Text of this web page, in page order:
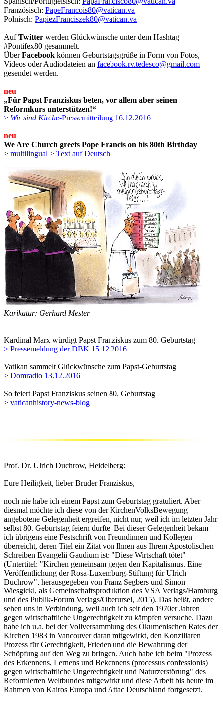
Französisch: PapeFrancois80@vatican.va
Polnisch: PapiezFranciszek80@vatican.va
AufTwitter werden Glückwünsche unter dem Hashtag
#Pontifex80 gesammelt.
ÜberFacebook können Geburtstagsgrüße in Form von Fotos,
Videos oder Audiodateien an facebook.rv.tedesco@gmail.com
gesendet werden.
neu
„Für Papst Franziskus beten, vor allem aber seinen
Reformkurs unterstützen!“
> Wir sind Kirche-Pressemitteilung 16.12.2016
neu
We Are Church greets Pope Francis on his 80th Birthday
> multilingual > Text auf Deutsch
Karikatur: Gerhard Mester
Kardinal Marx würdigt Papst Franziskus zum 80. Geburtstag
> Pressemeldung der DBK 15.12.2016
Vatikan sammelt Glückwünsche zum Papst-Geburtstag
> Domradio 13.12.2016
So feiert Papst Franziskus seinen 80. Geburtstag
> vaticanhistory-news-blog
Prof. Dr. Ulrich Duchrow, Heidelberg:
Eure Heiligkeit, lieber Bruder Franziskus,
noch nie habe ich einem Papst zum Geburtstag gratuliert. Aber
diesmal möchte ich diese von der KirchenVolksBewegung
angebotene Gelegenheit ergreifen, nicht nur, weil ich im letzten Jahr
selbst 80. Geburtstag feiern durfte. Bei dieser Gelegenheit bekam
ich übrigens eine Festschrift von Freundinnen und Kollegen
überreicht, deren Titel ein Zitat von Ihnen aus Ihrem Apostolischen
Schreiben Evangelii Gaudium ist: "Diese Wirtschaft tötet"
(Untertitel: "Kirchen gemeinsam gegen den Kapitalismus. Eine
Veröffentlichung der Rosa-Luxemburg-Stiftung für Ulrich
Duchrow", herausgegeben von Franz Segbers und Simon
Wiesgickl, als Gemeinschaftsproduktion des VSA Verlags/Hamburg
und des Publik-Forum Verlags/Oberursel, 2015). Das heißt, andere
sehen uns in Verbindung, weil auch ich seit den 1970er Jahren
gegen wirtschaftliche Ungerechtigkeit zu kämpfen versuche. Dazu
habe ich u.a. bei der Vollversammlung des Ökumenischen Rates der
Kirchen 1983 in Vancouver daran mitgewirkt, den Konziliaren
Prozess für Gerechtigkeit, Frieden und die Bewahrung der
Schöpfung auf den Weg zu bringen. Auch habe ich beim "Prozess
des Erkennens, Lernens und Bekennens (processus confessionis)
gegen wirtschaftliche Ungerechtigkeit und Naturzerstörung" des
Reformierten Weltbundes mitgewirkt und diese Arbeit bis heute im
Rahmen von Kairos Europa und Attac Deutschland fortgesetzt.